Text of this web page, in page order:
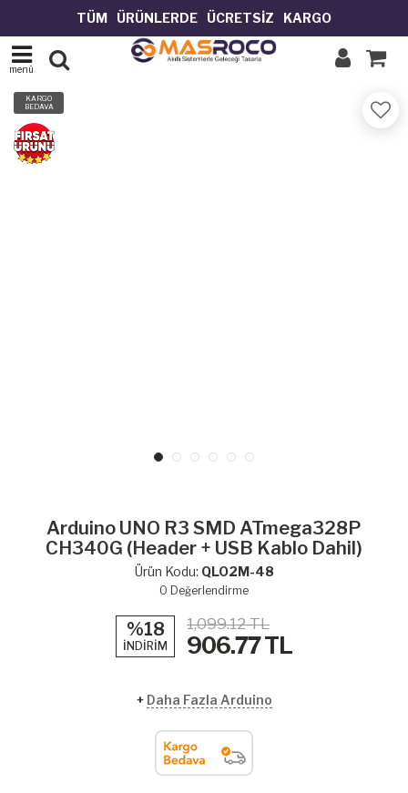
TÜM ÜRÜNLERDE ÜCRETSİZ KARGO
menü
KARGO
BEDAVA
Arduino UNO R3 SMD ATmega328P
CH340G (Header + USB Kablo Dahil)
Ürün Kodu: QLO2M-48
0 Değerlendirme
%18
İNDİRİM
1,099.12 TL
906.77TL
+ Daha Fazla Arduino